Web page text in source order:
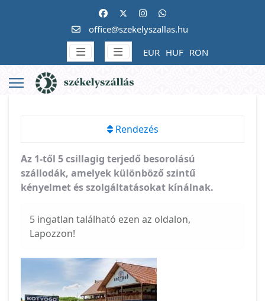
office@szekelyszallas.hu
EUR HUF RON
Rendezés
Az 1-től 5 csillagig terjedő besorolású
szállodák, amelyek különböző szintű
kényelmet és szolgáltatásokat kínálnak.
5 ingatlan található ezen az oldalon,
Lapozzon!